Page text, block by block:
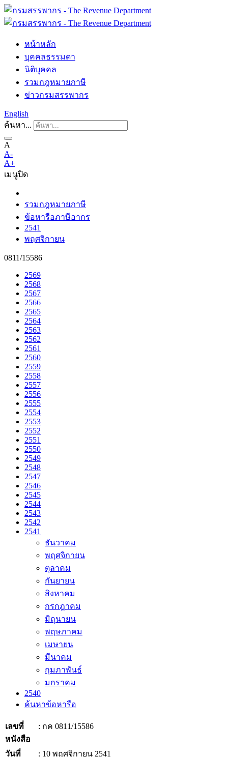
หน้าหลัก
บุคคลธรรมดา
นิติบุคคล
รวมกฎหมายภาษี
ข่าวกรมสรรพากร
English
ค้นหา...
A
A-
A+
เมนูปิด
รวมกฎหมายภาษี
ข้อหารือภาษีอากร
2541
พฤศจิกายน
0811/15586
2569
2568
2567
2566
2565
2564
2563
2562
2561
2560
2559
2558
2557
2556
2555
2554
2553
2552
2551
2550
2549
2548
2547
2546
2545
2544
2543
2542
2541
ธันวาคม
พฤศจิกายน
ตุลาคม
กันยายน
สิงหาคม
กรกฎาคม
มิถุนายน
พฤษภาคม
เมษายน
มีนาคม
กุมภาพันธ์
มกราคม
2540
ค้นหาข้อหารือ
เลขที่
หนังสือ
: กค 0811/15586
วันที่
: 10 พฤศจิกายน 2541